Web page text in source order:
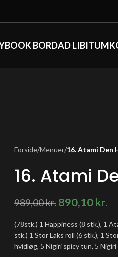
BOOK BORDAD LIBITUM
Forside/Menuer/16. Atami Den
16. Atami
989,00kr. 890,10kr.
(78stk.) 1 Happiness (8 stk.), 1
stk.) 1 Stor Laks roll (6 stk.), 1
hvidløg, 5 Nigiri spicy tun, 5